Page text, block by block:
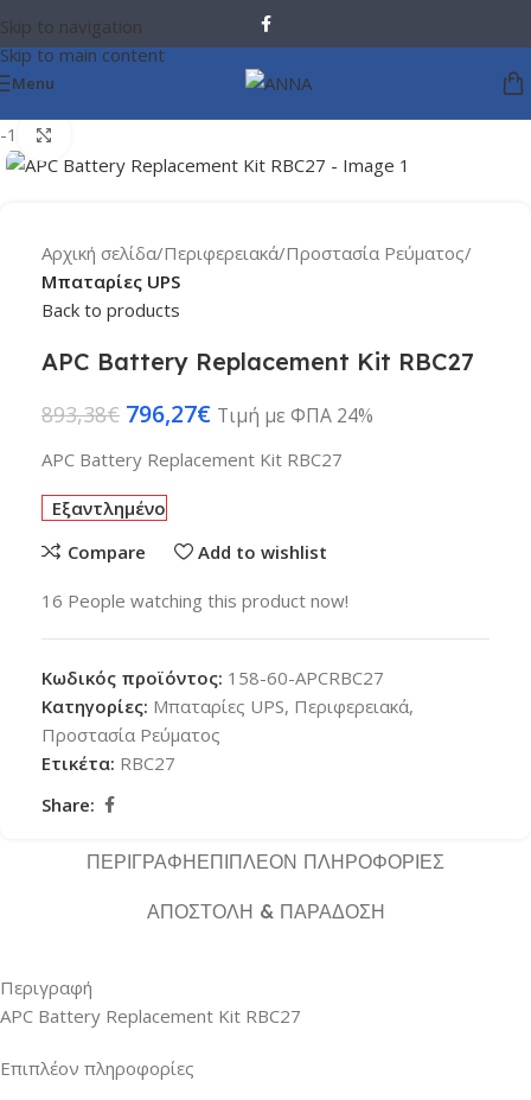
Skip to navigation
Skip to main content
Menu
-11%
Αρχική σελίδα Περιφερειακά Προστασία Ρεύματος
Μπαταρίες UPS
Back to products
APC Battery Replacement Kit RBC27
893,38€ 796,27€ Τιμή με ΦΠΑ 24%
APC Battery Replacement Kit RBC27
Εξαντλημένο
Compare
Add to wishlist
16 People watching this product now!
Κωδικός προϊόντος: 158-60-APCRBC27
Κατηγορίες: Μπαταρίες UPS, Περιφερειακά,
Προστασία Ρεύματος
Ετικέτα: RBC27
Share:
ΠΕΡΙΓΡΑΦΉΕΠΙΠΛΈΟΝ ΠΛΗΡΟΦΟΡΊΕΣ
ΑΠΟΣΤΟΛΉ & ΠΑΡΆΔΟΣΗ
Περιγραφή
APC Battery Replacement Kit RBC27
Επιπλέον πληροφορίες